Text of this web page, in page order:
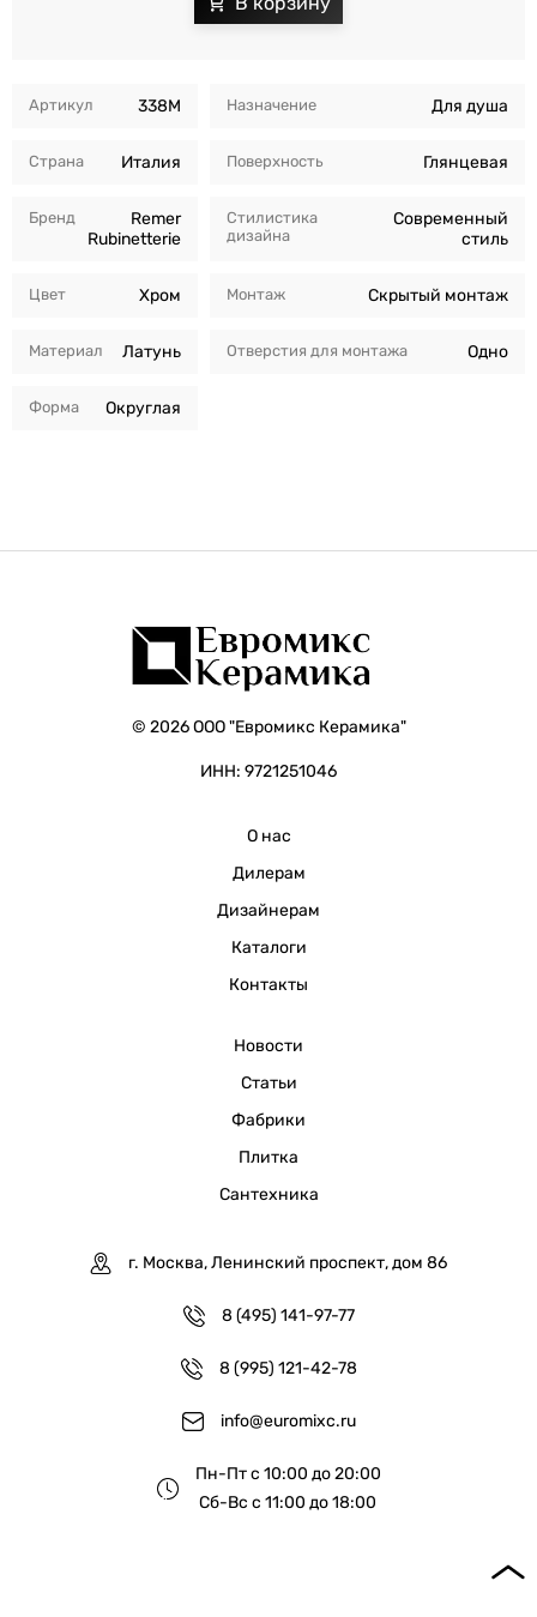
Артикул 338M
Страна Италия
Бренд
Remer
Rubinetterie
Цвет Хром
Материал Латунь
Форма Округлая
Назначение Для душа
Поверхность Глянцевая
Стилистика
дизайна
Современный
стиль
Монтаж Скрытый монтаж
Отверстия для монтажа Одно
© 2026 ООО "Евромикс Керамика"
ИНН: 9721251046
О нас
Дилерам
Дизайнерам
Каталоги
Контакты
Новости
Статьи
Фабрики
Плитка
Сантехника
г. Москва, Ленинский проспект, дом 86
8 (495) 141-97-77
8 (995) 121-42-78
info@euromixc.ru
Пн-Пт с 10:00 до 20:00
Сб-Вс с 11:00 до 18:00